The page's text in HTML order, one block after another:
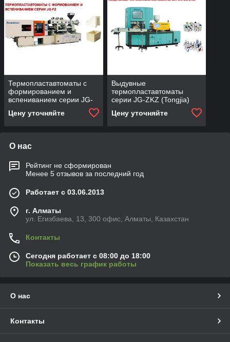
Термопластавтоматы с
формированием и
вспениванием серии JG-
Цену уточняйте
Выдувные
термопластавтоматы
серии JG-ZKZ (Tongjia)
Цену уточняйте
О нас
Рейтинг не сформирован
Менее 5 отзывов за последний год
Работает с 03.06.2013
г. Алматы
ул. Егизбаева, 13, 300 офис, Алматы, Казахстан
Контакты
Сегодня работает с 08:00 до 18:00
Показать весь график работы
О нас
Контакты